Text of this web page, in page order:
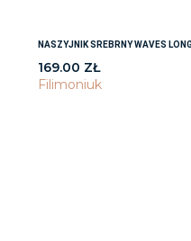
NASZYJNIK SREBRNY WAVES
169.00 ZŁ
Filimoniuk